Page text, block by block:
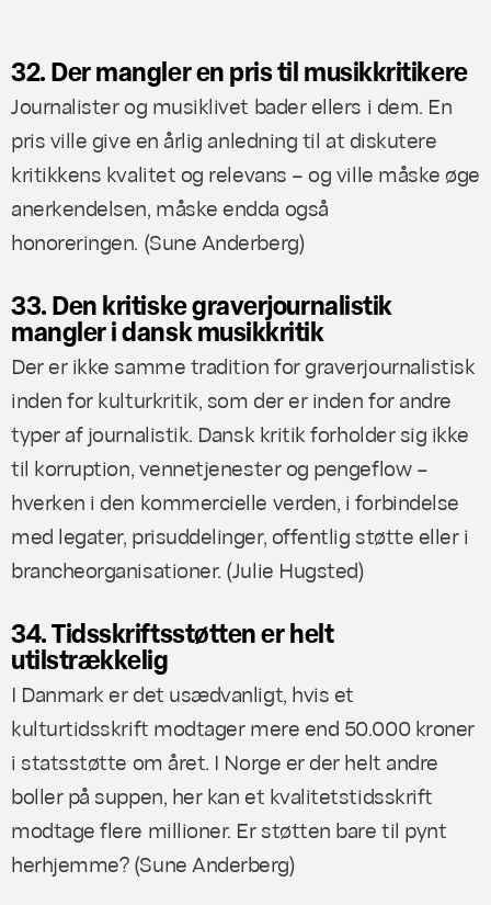
32. Der mangler en pris til musikkritikere
Journalister og musiklivet bader ellers i dem. En
pris ville give en årlig anledning til at diskutere
kritikkens kvalitet og relevans – og ville måske øge
anerkendelsen, måske endda også
honoreringen. (Sune Anderberg)
33. Den kritiske graverjournalistik
mangler i dansk musikkritik
Der er ikke samme tradition for graverjournalistisk
inden for kulturkritik, som der er inden for andre
typer af journalistik. Dansk kritik forholder sig ikke
til korruption, vennetjenester og pengeflow –
hverken i den kommercielle verden, i forbindelse
med legater, prisuddelinger, offentlig støtte eller i
brancheorganisationer. (Julie Hugsted)
34. Tidsskriftsstøtten er helt
utilstrækkelig
I Danmark er det usædvanligt, hvis et
kulturtidsskrift modtager mere end 50.000 kroner
i statsstøtte om året. I Norge er der helt andre
boller på suppen, her kan et kvalitetstidsskrift
modtage flere millioner. Er støtten bare til pynt
herhjemme? (Sune Anderberg)